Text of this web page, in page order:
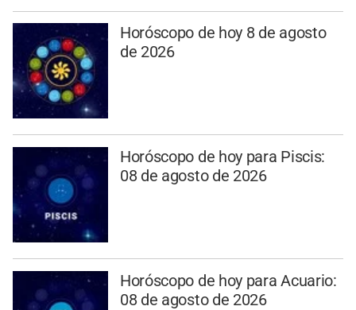
Horóscopo de hoy 8 de agosto
de 2026
Horóscopo de hoy para Piscis:
08 de agosto de 2026
Horóscopo de hoy para Acuario:
08 de agosto de 2026